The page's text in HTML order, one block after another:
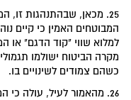
25. מכאן, שבהתנהגות זו,
המבוטחים האמין כי קיים
למלוא שווי "קוד הדגם" או
מקרה הביטוח ישולמו
כשהם צמודים לשינויים בו.
26. מהאמור לעיל, עולה כי המבטחות מבקשות להיבנות משתי טענות: